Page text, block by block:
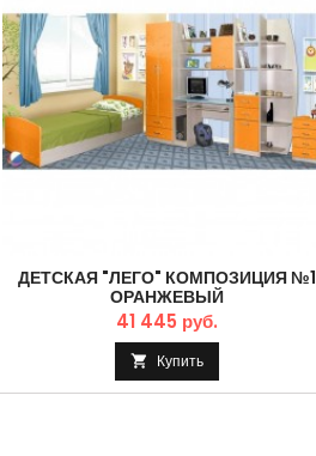
ДЕТСКАЯ "ЛЕГО" КОМПОЗИЦИЯ №1
ОРАНЖЕВЫЙ
41 445 руб.
 Купить